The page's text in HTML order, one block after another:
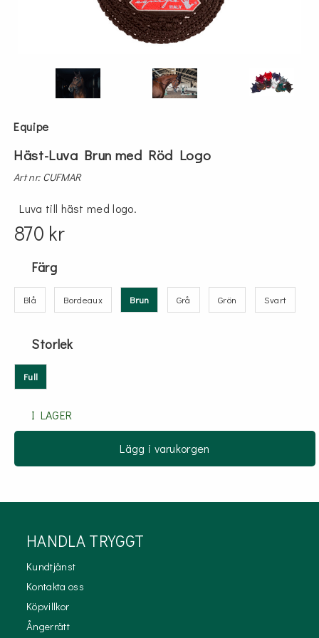
Equipe
Häst-Luva Brun med Röd Logo
Art nr: CUFMAR
Luva till häst med logo.
870 kr
Färg
Blå Bordeaux Brun Grå Grön Svart
Storlek
Full
I LAGER
Lägg i varukorgen
HANDLA TRYGGT
Kundtjänst
Kontakta oss
Köpvillkor
Ångerrätt